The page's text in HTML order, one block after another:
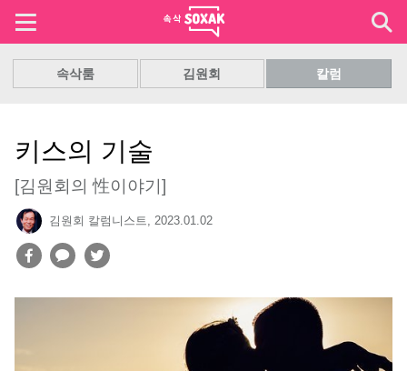
속삭룸 김원회 칼럼
키스의 기술
[김원회의 性이야기]
김원회 칼럼니스트, 2023.01.02